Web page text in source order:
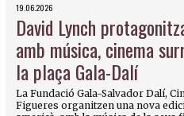
19.06.2026
David Lynch
amb música, cinema
la plaça Gala-Dalí
La Fundació Gala-Salvador Dalí,
Figueres organitzen una nova